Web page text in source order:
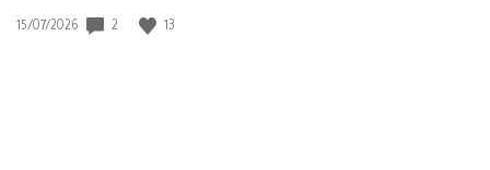
Fecha
15/07/2026 2 13